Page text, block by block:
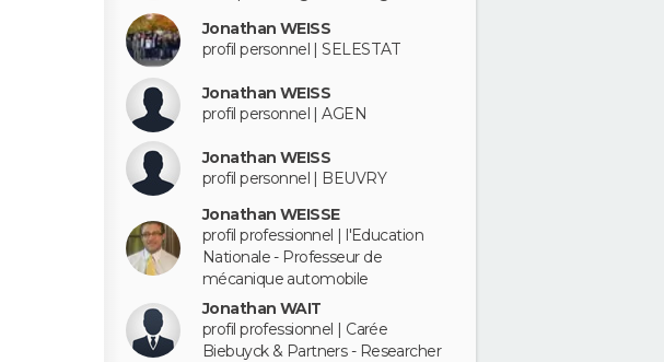
Jonathan WEISS
profil personnel | SELESTAT
Jonathan WEISS
profil personnel | AGEN
Jonathan WEISS
profil personnel | BEUVRY
Jonathan WEISSE
profil professionnel | l'Education
Nationale - Professeur de
mécanique automobile
Jonathan WAIT
profil professionnel | Carée
Biebuyck & Partners - Researcher